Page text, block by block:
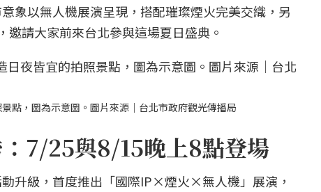
象以無人機展演呈現，搭配璀璨煙火完美交織，另
請大家前來台北參與這場夏日盛典。
點，圖為示意圖。圖片來源｜台北市政府觀光傳播局
7/25與8/15晚上8點登場
升級，首度推出「國際IP×煙火×無人機」展演，